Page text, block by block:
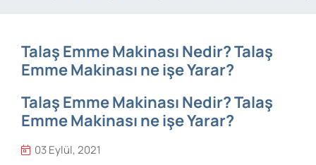
Talaş Emme Makinası Nedir? Talaş
Emme Makinası ne işe Yarar?
Talaş Emme Makinası Nedir? Talaş
Emme Makinası ne işe Yarar?
03 Eylül, 2021